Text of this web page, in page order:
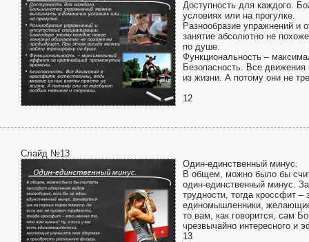
Доступность для каждого.
условиях или на прогулке.
Разнообразие упражнений и
занятие абсолютно не
по душе.
Функциональность –
Безопасность. Все
из жизни. А потому они не
12
Слайд №13
Один-единственный минус.
В общем, можно было бы
один-единственный минус.
трудности, тогда кроссфит
единомышленники,
то вам, как говорится, сам
чрезвычайно интересного и
13